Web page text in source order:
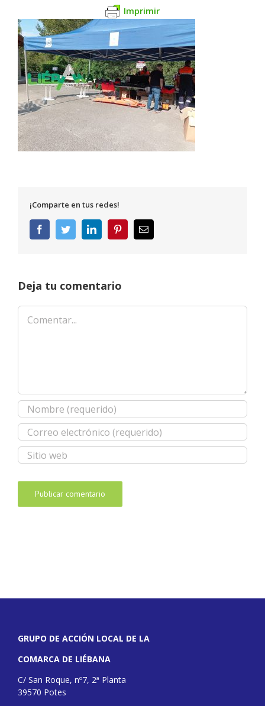
Imprimir
¡Comparte en tus redes!
FacebookTwitterLinkedInPinterestCorreo
electrónico
Deja tu comentario
Comentar
GRUPO DE ACCIÓN LOCAL DE LA
COMARCA DE LIÉBANA
C/ San Roque, nº7, 2ª Planta
39570 Potes